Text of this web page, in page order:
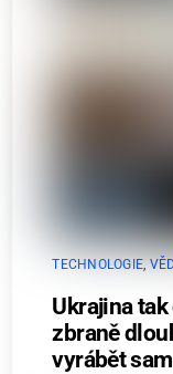
TECHNOLOGIE
Ukrajina
zbraně
vyrábět